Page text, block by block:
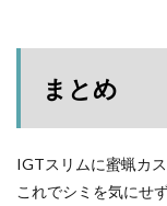
まとめ
IGTスリムに蜜蝋カ
これでシミを気にせ